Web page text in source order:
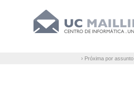
› Próxima por assunto